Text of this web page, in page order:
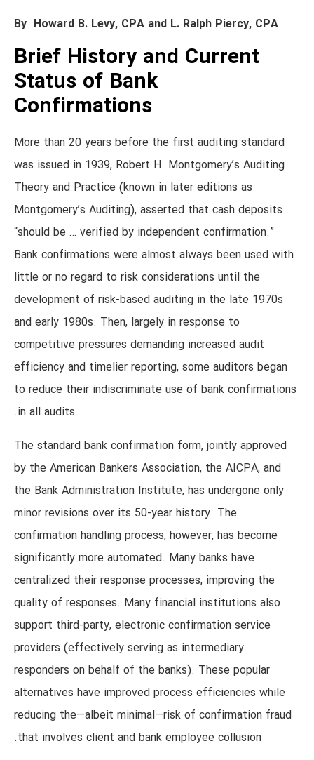
By Howard B. Levy, CPA and L. Ralph Piercy, CPA
Brief History and Current
Status of Bank
Confirmations
More than 20 years before the first auditing standard
was issued in 1939, Robert H. Montgomery’s Auditing
Theory and Practice (known in later editions as
Montgomery’s Auditing), asserted that cash deposits
“should be … verified by independent confirmation.”
Bank confirmations were almost always been used with
little or no regard to risk considerations until the
development of risk-based auditing in the late 1970s
and early 1980s. Then, largely in response to
competitive pressures demanding increased audit
efficiency and timelier reporting, some auditors began
to reduce their indiscriminate use of bank confirmations
in all audits.
The standard bank confirmation form, jointly approved
by the American Bankers Association, the AICPA, and
the Bank Administration Institute, has undergone only
minor revisions over its 50-year history. The
confirmation handling process, however, has become
significantly more automated. Many banks have
centralized their response processes, improving the
quality of responses. Many financial institutions also
support third-party, electronic confirmation service
providers (effectively serving as intermediary
responders on behalf of the banks). These popular
alternatives have improved process efficiencies while
reducing the—albeit minimal—risk of confirmation fraud
that involves client and bank employee collusion.